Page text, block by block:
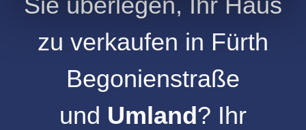
zu verkaufen in Fürth
Begonienstraße
und Umland? Ihr